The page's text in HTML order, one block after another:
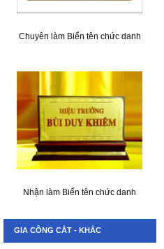
Chuyên làm Biển tên chức danh
Nhận làm Biển tên chức danh
GIA CÔNG CẮT - KHẮC